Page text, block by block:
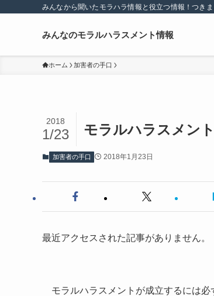
みんなから聞いたモラハラ情報と役立つ情報！つき
みんなのモラルハラスメント情報
ホーム 加害者の手口
モラルハラスメン
2018
1/23
加害者の手口 2018年1月23日
最近アクセスされた記事がありません。
モラルハラスメントが成立するには